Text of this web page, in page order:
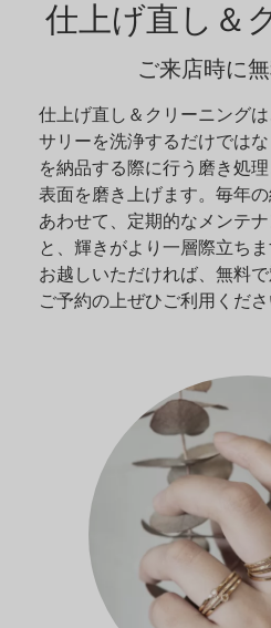
仕上げ直し＆
ご来店時に
仕上げ直し＆クリーニング
サリーを洗浄するだけでは
を納品する際に行う磨き処
表面を磨き上げます。毎年
あわせて、定期的なメンテ
と、輝きがより一層際立ち
お越しいただければ、無料で
ご予約の上ぜひご利用くださ